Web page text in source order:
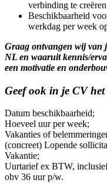
verbinding te
Beschikbaarheid
werkdag per week
Graag ontvangen wij van
NL en waaruit kennis/
een motivatie en
Geef ook in je CV
Datum beschikbaarheid;
Hoeveel uur per week;
Vakanties of
(concreet) Lopende
Vakantie;
Uurtarief ex BTW,
obv 36 uur p/w.